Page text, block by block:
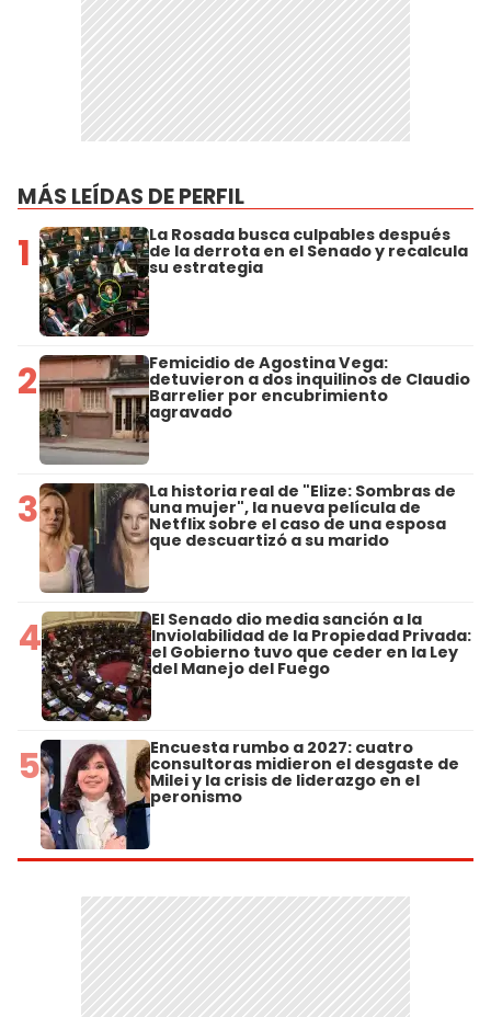
MÁS LEÍDAS DE PERFIL
1 La Rosada busca culpables después
de la derrota en el Senado y recalcula
su estrategia
2 Femicidio de Agostina Vega:
detuvieron a dos inquilinos de Claudio
Barrelier por encubrimiento
agravado
3 La historia real de "Elize: Sombras de
una mujer", la nueva película de
Netflix sobre el caso de una esposa
que descuartizó a su marido
4 El Senado dio media sanción a la
Inviolabilidad de la Propiedad Privada:
el Gobierno tuvo que ceder en la Ley
del Manejo del Fuego
5 Encuesta rumbo a 2027: cuatro
consultoras midieron el desgaste de
Milei y la crisis de liderazgo en el
peronismo